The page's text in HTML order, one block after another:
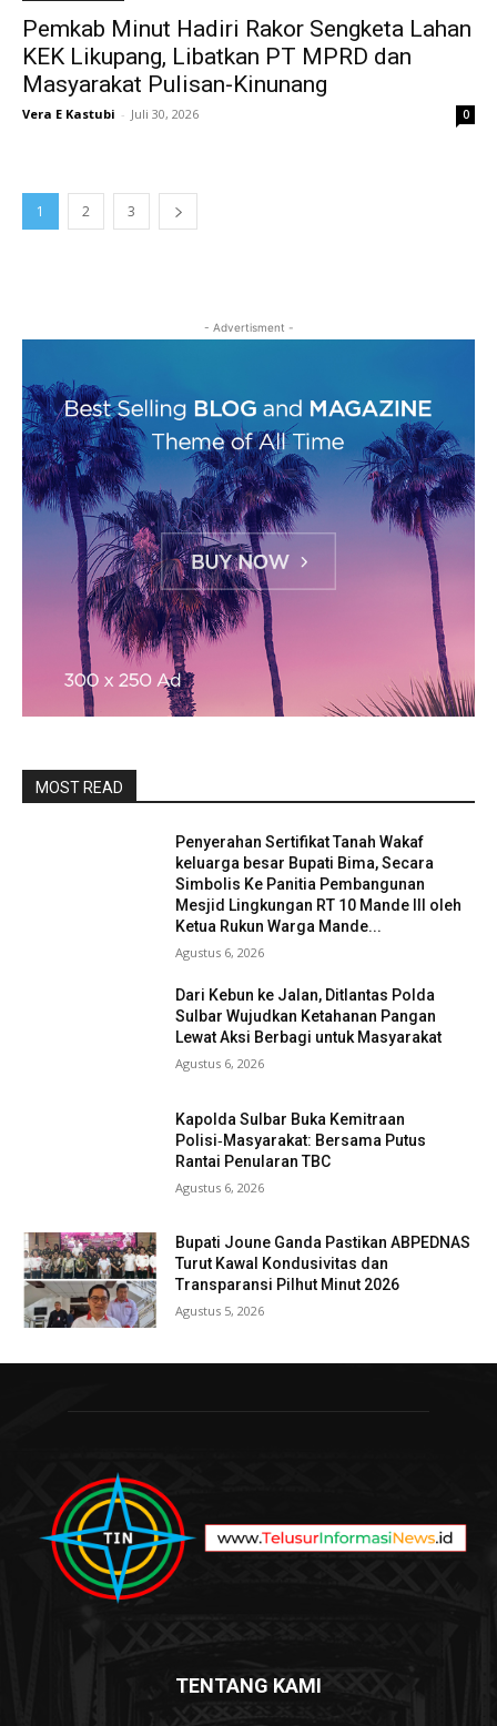
Pemkab Minut Hadiri Rakor Sengketa Lahan
KEK Likupang, Libatkan PT MPRD dan
Masyarakat Pulisan-Kinunang
Vera E Kastubi - Juli 30, 2026 0
1 2 3
- Advertisment -
MOST READ
Penyerahan Sertifikat Tanah Wakaf
keluarga besar Bupati Bima, Secara
Simbolis Ke Panitia Pembangunan
Mesjid Lingkungan RT 10 Mande III oleh
Ketua Rukun Warga Mande...
Agustus 6, 2026
Dari Kebun ke Jalan, Ditlantas Polda
Sulbar Wujudkan Ketahanan Pangan
Lewat Aksi Berbagi untuk Masyarakat
Agustus 6, 2026
Kapolda Sulbar Buka Kemitraan
Polisi‑Masyarakat: Bersama Putus
Rantai Penularan TBC
Agustus 6, 2026
Bupati Joune Ganda Pastikan ABPEDNAS
Turut Kawal Kondusivitas dan
Transparansi Pilhut Minut 2026
Agustus 5, 2026
TENTANG KAMI